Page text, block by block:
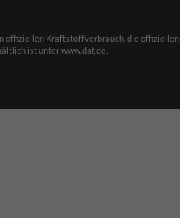
offiziellen Kraftstoffverbrauch, die offiziellen
ist unter www.dat.de.